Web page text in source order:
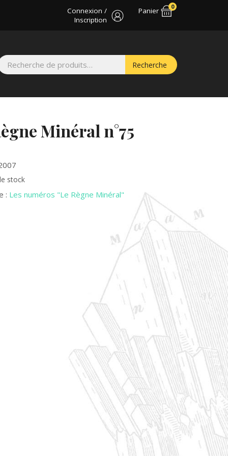
Connexion /
Inscription
Panier
0
Recherche
pour :
Recherche
Minéral n°75
stock
: Les numéros "Le Règne Minéral"